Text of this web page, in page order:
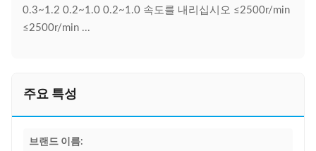
0.3~1.2 0.2~1.0 0.2~1.0 속도를 내리십시오 ≤2500r/min
≤2500r/min ...
주요 특성
브랜드 이름: